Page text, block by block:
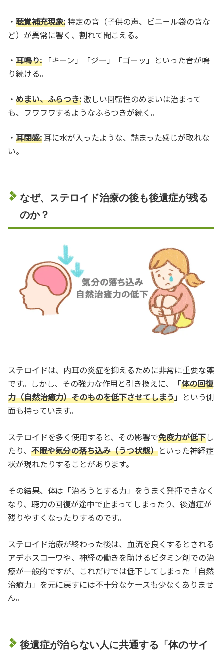
・ 聴覚補充現象: 特定の音（子供の声、ビニール袋の音な
ど）が異常に響く、割れて聞こえる。
・ 耳鳴り: 「キーン」「ジー」「ゴーッ」といった音が鳴
り続ける。
・ めまい、ふらつき:激しい回転性のめまいは治まって
も、フワフワするようなふらつきが続く。
・ 耳閉感:耳に水が入ったような、詰まった感じが取れな
い。
なぜ、ステロイド治療の後も後遺症が残る
のか？
ステロイドは、内耳の炎症を抑えるために非常に重要な薬
です。しかし、その強力な作用と引き換えに、「体の回復
力（自然治癒力）そのものを低下させてしまう」という側
面も持っています。
ステロイドを多く使用すると、その影響で免疫力が低下し
たり、 不眠や気分の落ち込み（うつ状態）といった神経症
状が現れたりすることがあります。
その結果、体は「治ろうとする力」をうまく発揮できなく
なり、聴力の回復が途中で止まってしまったり、後遺症が
残りやすくなったりするのです。
ステロイド治療が終わった後は、血流を良くするとされる
アデホスコーワや、神経の働きを助けるビタミン剤での治
療が一般的ですが、これだけでは低下してしまった「自然
治癒力」を元に戻すには不十分なケースも少なくありませ
ん。
後遺症が治らない人に共通する「体のサイ